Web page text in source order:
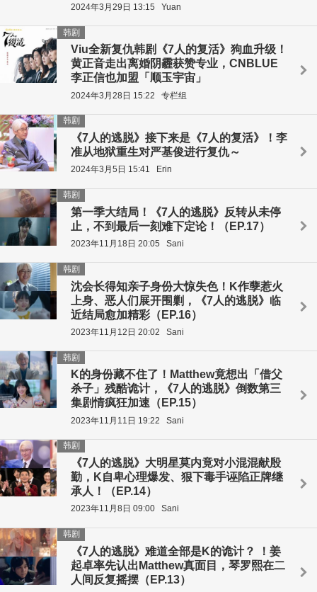
2024年3月29日 13:15 Yuan
Viu全新复仇韩剧《7人的复活》狗血升级！
黄正音走出离婚阴霾获赞专业，CNBLUE
李正信也加盟「顺玉宇宙」
韩剧
2024年3月28日 15:22 专栏组
《7人的逃脱》接下来是《7人的复活》！李
准从地狱重生对严基俊进行复仇～
韩剧
2024年3月5日 15:41 Erin
第一季大结局！《7人的逃脱》反转从未停
止，不到最后一刻难下定论！（EP.17）
韩剧
2023年11月18日 20:05 Sani
沈会长得知亲子身份大惊失色！K作孽惹火
上身、恶人们展开围剿，《7人的逃脱》临
近结局愈加精彩（EP.16）
韩剧
2023年11月12日 20:02 Sani
K的身份藏不住了！Matthew竟想出「借父
杀子」残酷诡计，《7人的逃脱》倒数第三
集剧情疯狂加速（EP.15）
韩剧
2023年11月11日 19:22 Sani
《7人的逃脱》大明星莫内竟对小混混献殷
勤，K自卑心理爆发、狠下毒手诬陷正牌继
承人！（EP.14）
韩剧
2023年11月8日 09:00 Sani
《7人的逃脱》难道全部是K的诡计？ ！姜
起卓率先认出Matthew真面目，琴罗熙在二
人间反复摇摆（EP.13）
韩剧